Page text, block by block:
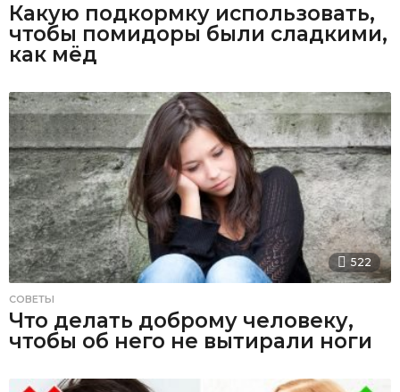
Какую подкормку использовать,
чтобы помидоры были сладкими,
как мёд
522
СОВЕТЫ
Что делать доброму человеку,
чтобы об него не вытирали ноги